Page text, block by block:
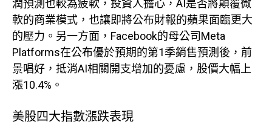
潤預測也較為疲軟，投資人擔心，AI是否將顛覆微
軟的商業模式，也讓即將公布財報的蘋果面臨更大
的壓力。另一方面，Facebook的母公司Meta
Platforms在公布優於預期的第1季銷售預測後，前
景唱好，抵消AI相關開支增加的憂慮，股價大幅上
漲10.4%。
美股四大指數漲跌表現